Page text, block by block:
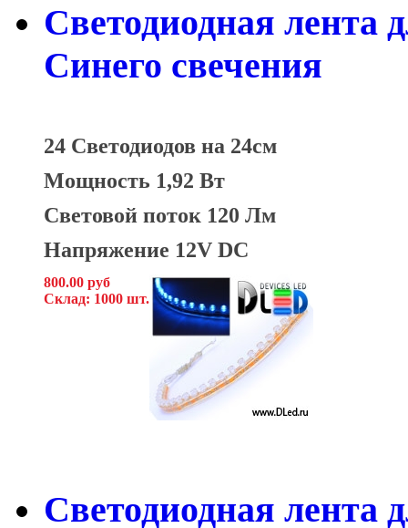
Светодиодная лента
Синего свечения
24 Светодиодов на 24см
Мощность 1,92 Вт
Световой поток 120 Лм
Напряжение 12V DC
800.00 руб
Склад: 1000 шт.
Светодиодная лента